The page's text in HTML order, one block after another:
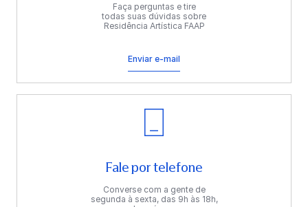
Faça perguntas e tire
todas suas dúvidas sobre
Residência Artística FAAP
Enviar e-mail
Fale por telefone
Converse com a gente de
segunda à sexta, das 9h às 18h,